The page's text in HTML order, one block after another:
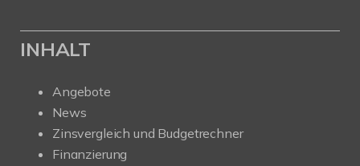
INHALT
Angebote
News
Zinsvergleich und Budgetrechner
Finanzierung